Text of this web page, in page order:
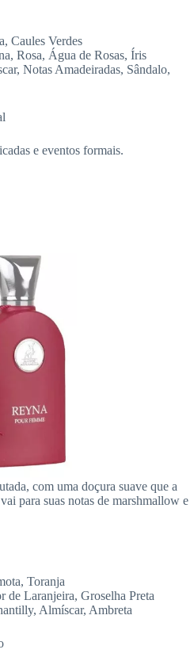
Caules Verdes
Rosa, Água de Rosas, Íris
Notas Amadeiradas, Sândalo,
e eventos formais.
com uma doçura suave que a
para suas notas de marshmallow e
Toranja
de Laranjeira, Groselha Preta
Almíscar, Ambreta